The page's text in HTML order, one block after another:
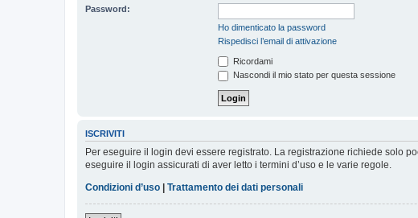
Password:
Ho dimenticato la password
Rispedisci l’email di attivazione
Ricordami
Nascondi il mio stato per questa sessione
ISCRIVITI
Per eseguire il login devi essere registrato. La registrazione richiede solo
eseguire il login assicurati di aver letto i termini d’uso e le varie regole.
Condizioni d’uso
Trattamento dei dati personali